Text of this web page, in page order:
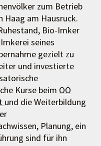
zum Betrieb
Haag am Hausruck.
Bio-Imker
seines
gezielt zu
und investierte
Kurse beim OÖ
und die Weiterbildung
Planung, ein
sind für ihn